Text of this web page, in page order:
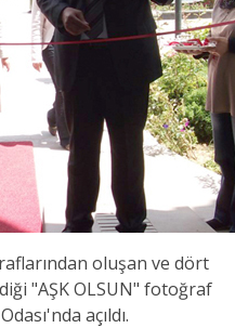
oluşan ve dört
"AŞK OLSUN" fotoğraf
açıldı.